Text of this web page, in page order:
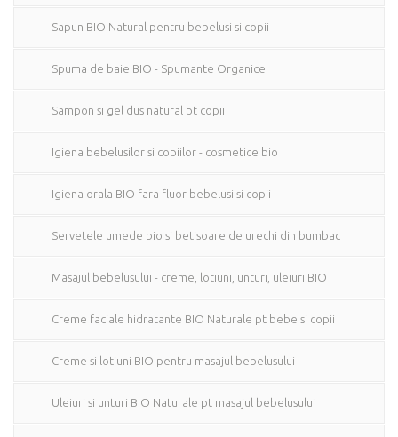
Sapun BIO Natural pentru bebelusi si copii
Spuma de baie BIO - Spumante Organice
Sampon si gel dus natural pt copii
Igiena bebelusilor si copiilor - cosmetice bio
Igiena orala BIO fara fluor bebelusi si copii
Servetele umede bio si betisoare de urechi din bumbac
Masajul bebelusului - creme, lotiuni, unturi, uleiuri BIO
Creme faciale hidratante BIO Naturale pt bebe si copii
Creme si lotiuni BIO pentru masajul bebelusului
Uleiuri si unturi BIO Naturale pt masajul bebelusului